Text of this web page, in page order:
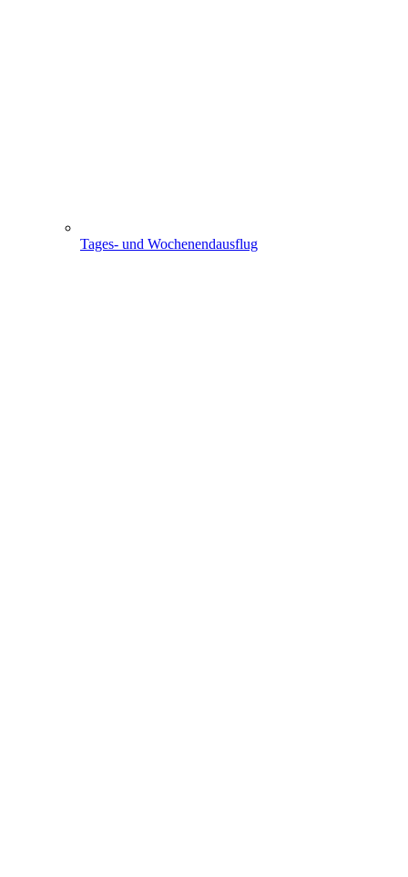
Tages- und Wochenendausflug